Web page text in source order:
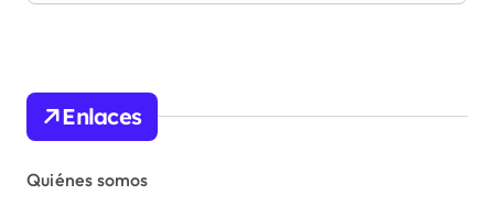
Enlaces
Quiénes somos